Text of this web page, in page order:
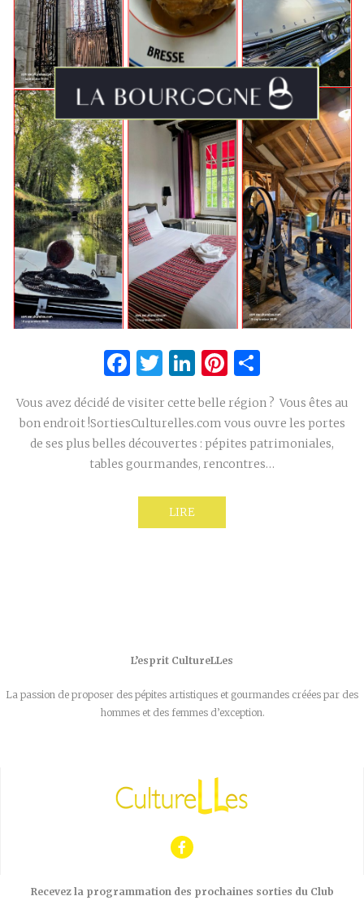
Facebook
Twitter
LinkedIn
Pinterest
Vous avez décidé de visiter cette belle région ? Vous êtes au
bon endroit !SortiesCulturelles.com vous ouvre les portes
de ses plus belles découvertes : pépites patrimoniales,
tables gourmandes, rencontres…
LIRE
L’esprit CultureLLes
La passion de proposer des pépites artistiques et gourmandes créées par des
hommes et des femmes d’exception.
Recevez la programmation des prochaines sorties du Club